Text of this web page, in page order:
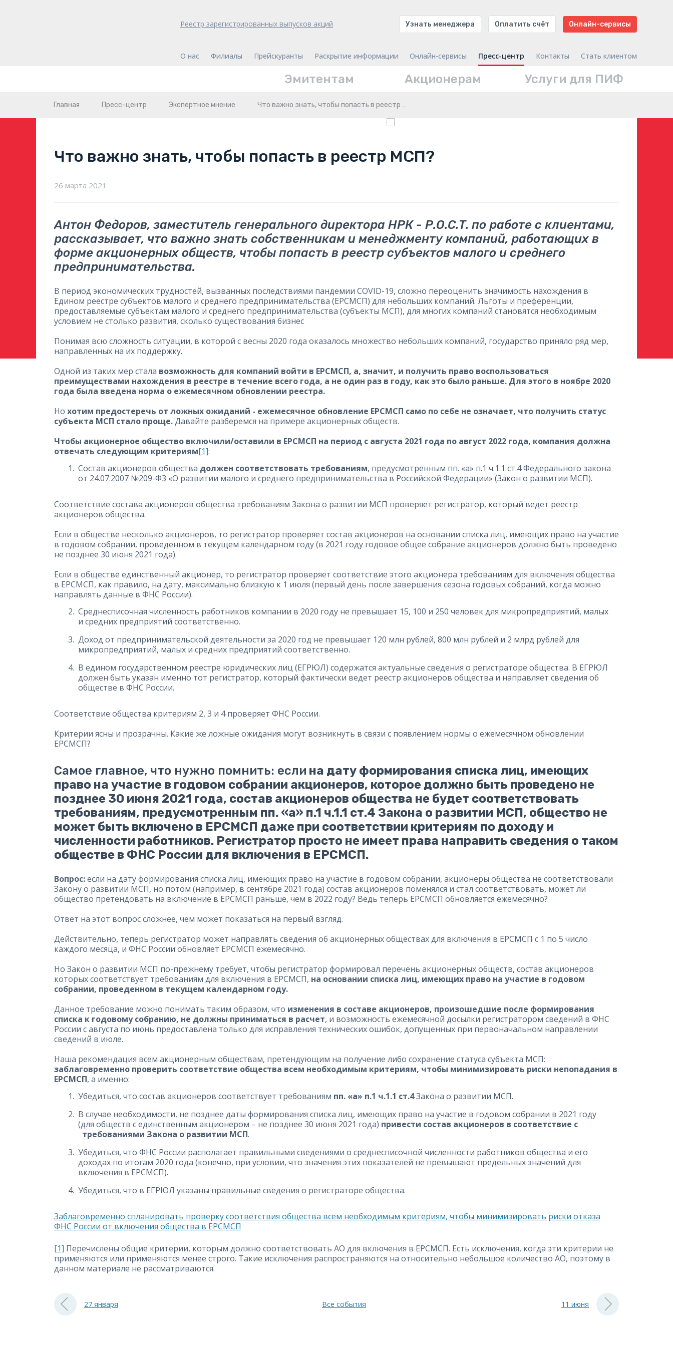
Реестр зарегистрированных выпусков акций Узнать менеджера Оплатить счёт Онлайн-сервисы
О нас Филиалы Прейскуранты Раскрытие информации Онлайн-сервисы Пресс-центр Контакты Стать клиентом
Эмитентам Акционерам Услуги для ПИФ
Главная Пресс-центр Экспертное мнение Что важно знать, чтобы попасть в реестр …
Что важно знать, чтобы попасть в реестр МСП?
26 марта 2021
Антон Федоров, заместитель генерального директора НРК - Р.О.С.Т. по работе с клиентами,
рассказывает, что важно знать собственникам и менеджменту компаний, работающих в
форме акционерных обществ, чтобы попасть в реестр субъектов малого и среднего
предпринимательства.
В период экономических трудностей, вызванных последствиями пандемии COVID-19, сложно переоценить значимость нахождения в
Едином реестре субъектов малого и среднего предпринимательства (ЕРСМСП) для небольших компаний. Льготы и преференции,
предоставляемые субъектам малого и среднего предпринимательства (субъекты МСП), для многих компаний становятся необходимым
условием не столько развития, сколько существования бизнес
Понимая всю сложность ситуации, в которой с весны 2020 года оказалось множество небольших компаний, государство приняло ряд мер,
направленных на их поддержку.
Одной из таких мер стала возможность для компаний войти в ЕРСМСП, а, значит, и получить право воспользоваться
преимуществами нахождения в реестре в течение всего года, а не один раз в году, как это было раньше. Для этого в ноябре 2020
года была введена норма о ежемесячном обновлении реестра.
Но хотим предостеречь от ложных ожиданий - ежемесячное обновление ЕРСМСП само по себе не означает, что получить статус
субъекта МСП стало проще.Давайте разберемся на примере акционерных обществ.
Чтобы акционерное общество включили/оставили в ЕРСМСП на период с августа 2021 года по август 2022 года, компания должна
отвечать следующим критериям[1]:
Состав акционеров общества должен соответствовать требованиям, предусмотренным пп. «а» п.1 ч.1.1 ст.4 Федерального закона
от 24.07.2007 №209-ФЗ «О развитии малого и среднего предпринимательства в Российской Федерации» (Закон о развитии МСП).
Соответствие состава акционеров общества требованиям Закона о развитии МСП проверяет регистратор, который ведет реестр
акционеров общества.
Если в обществе несколько акционеров, то регистратор проверяет состав акционеров на основании списка лиц, имеющих право на участие
в годовом собрании, проведенном в текущем календарном году (в 2021 году годовое общее собрание акционеров должно быть проведено
не позднее 30 июня 2021 года).
Если в обществе единственный акционер, то регистратор проверяет соответствие этого акционера требованиям для включения общества
в ЕРСМСП, как правило, на дату, максимально близкую к 1 июля (первый день после завершения сезона годовых собраний, когда можно
направлять данные в ФНС России).
Среднесписочная численность работников компании в 2020 году не превышает 15, 100 и 250 человек для микропредприятий, малых
и средних предприятий соответственно.
Доход от предпринимательской деятельности за 2020 год не превышает 120 млн рублей, 800 млн рублей и 2 млрд рублей для
микропредприятий, малых и средних предприятий соответственно.
В едином государственном реестре юридических лиц (ЕГРЮЛ) содержатся актуальные сведения о регистраторе общества. В ЕГРЮЛ
должен быть указан именно тот регистратор, который фактически ведет реестр акционеров общества и направляет сведения об
обществе в ФНС России.
Соответствие общества критериям 2, 3 и 4 проверяет ФНС России.
Критерии ясны и прозрачны. Какие же ложные ожидания могут возникнуть в связи с появлением нормы о ежемесячном обновлении
ЕРСМСП?
Самое главное, что нужно помнить: если на дату формирования списка лиц, имеющих
право на участие в годовом собрании акционеров, которое должно быть проведено не
позднее 30 июня 2021 года, состав акционеров общества не будет соответствовать
требованиям, предусмотренным пп. «а» п.1 ч.1.1 ст.4 Закона о развитии МСП, общество не
может быть включено в ЕРСМСП даже при соответствии критериям по доходу и
численности работников. Регистратор просто не имеет права направить сведения о таком
обществе в ФНС России для включения в ЕРСМСП.
Вопрос:если на дату формирования списка лиц, имеющих право на участие в годовом собрании, акционеры общества не соответствовали
Закону о развитии МСП, но потом (например, в сентябре 2021 года) состав акционеров поменялся и стал соответствовать, может ли
общество претендовать на включение в ЕРСМСП раньше, чем в 2022 году? Ведь теперь ЕРСМСП обновляется ежемесячно?
Ответ на этот вопрос сложнее, чем может показаться на первый взгляд.
Действительно, теперь регистратор может направлять сведения об акционерных обществах для включения в ЕРСМСП с 1 по 5 число
каждого месяца, и ФНС России обновляет ЕРСМСП ежемесячно.
Но Закон о развитии МСП по-прежнему требует, чтобы регистратор формировал перечень акционерных обществ, состав акционеров
которых соответствует требованиям для включения в ЕРСМСП, на основании списка лиц, имеющих право на участие в годовом
собрании, проведенном в текущем календарном году.
Данное требование можно понимать таким образом, что изменения в составе акционеров, произошедшие после формирования
списка к годовому собранию, не должны приниматься в расчет, и возможность ежемесячной досылки регистратором сведений в ФНС
России с августа по июнь предоставлена только для исправления технических ошибок, допущенных при первоначальном направлении
сведений в июле.
Наша рекомендация всем акционерным обществам, претендующим на получение либо сохранение статуса субъекта МСП:
заблаговременно проверить соответствие общества всем необходимым критериям, чтобы минимизировать риски непопадания в
ЕРСМСП, а именно:
Убедиться, что состав акционеров соответствует требованиям пп. «а» п.1 ч.1.1 ст.4Закона о развитии МСП.
В случае необходимости, не позднее даты формирования списка лиц, имеющих право на участие в годовом собрании в 2021 году
(для обществ с единственным акционером – не позднее 30 июня 2021 года) привести состав акционеров в соответствие с
требованиями Закона о развитии МСП.
Убедиться, что ФНС России располагает правильными сведениями о среднесписочной численности работников общества и его
доходах по итогам 2020 года (конечно, при условии, что значения этих показателей не превышают предельных значений для
включения в ЕРСМСП).
Убедиться, что в ЕГРЮЛ указаны правильные сведения о регистраторе общества.
Заблаговременно спланировать проверку соответствия общества всем необходимым критериям, чтобы минимизировать риски отказа
ФНС России от включения общества в ЕРСМСП
[1] Перечислены общие критерии, которым должно соответствовать АО для включения в ЕРСМСП. Есть исключения, когда эти критерии не
применяются или применяются менее строго. Такие исключения распространяются на относительно небольшое количество АО, поэтому в
данном материале не рассматриваются.
27 января Все события 11 июня